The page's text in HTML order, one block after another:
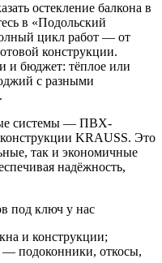
остекление балкона в
в «Подольский
цикл работ — от
конструкции.
и бюджет: тёплое или
с разными
системы — ПВХ-
KRAUSS. Это
так и экономичные
надёжность,
под ключ у нас
и конструкции;
— подоконники, откосы,